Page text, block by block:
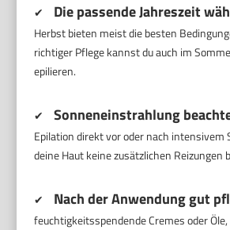
✔ Die passende Jahreszeit
Herbst bieten meist die besten
richtiger Pflege kannst du auch im
epilieren.
✔ Sonneneinstrahlung
Epilation direkt vor oder nach intensivem
deine Haut keine zusätzlichen Reizungen
✔ Nach der Anwendung gut
feuchtigkeitsspendende Cremes oder